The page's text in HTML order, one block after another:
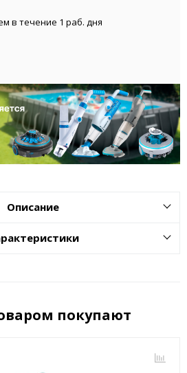
в течение 1 раб. дня
Описание
покупают